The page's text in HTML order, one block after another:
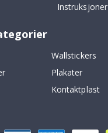
Instruksjoner
Wallstickers
Plakater
Kontaktplast